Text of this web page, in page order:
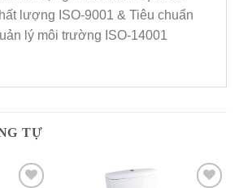
lượng ISO-9001 & Tiêu chuẩn
lý môi trường ISO-14001
TỰ